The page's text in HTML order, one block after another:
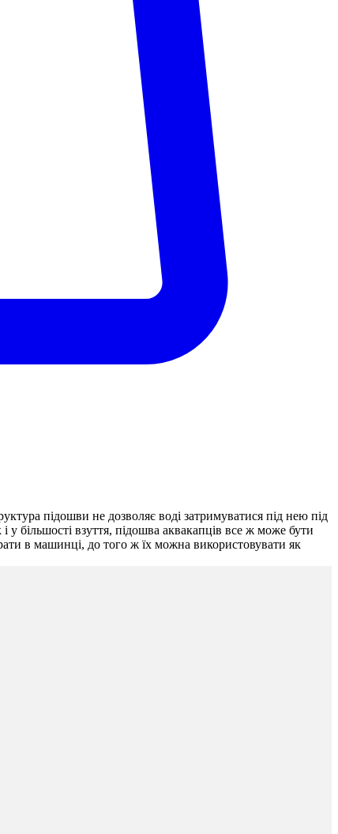
підошви не дозволяє воді затримуватися під нею під
більшості взуття, підошва аквакапців все ж може бути
в машинці, до того ж їх можна використовувати як